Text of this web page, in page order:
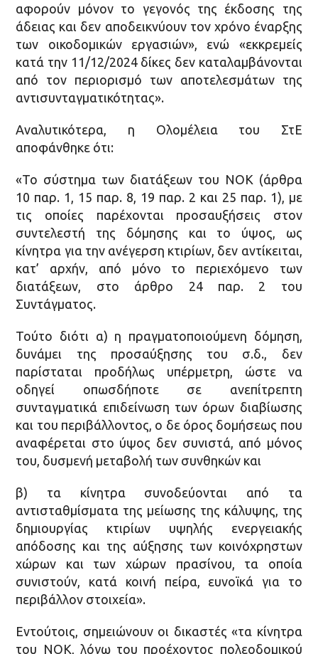
αφορούν μόνον το γεγονός της έκδοσης της
άδειας και δεν αποδεικνύουν τον χρόνο έναρξης
των οικοδομικών εργασιών», ενώ «εκκρεμείς
κατά την 11/12/2024 δίκες δεν καταλαμβάνονται
από τον περιορισμό των αποτελεσμάτων της
αντισυνταγματικότητας».
Αναλυτικότερα, η Ολομέλεια του ΣτΕ
αποφάνθηκε ότι:
«Το σύστημα των διατάξεων του ΝΟΚ (άρθρα
10 παρ. 1, 15 παρ. 8, 19 παρ. 2 και 25 παρ. 1), με
τις οποίες παρέχονται προσαυξήσεις στον
συντελεστή της δόμησης και το ύψος, ως
κίνητρα για την ανέγερση κτιρίων, δεν αντίκειται,
κατ’ αρχήν, από μόνο το περιεχόμενο των
διατάξεων, στο άρθρο 24 παρ. 2 του
Συντάγματος.
Τούτο διότι α) η πραγματοποιούμενη δόμηση,
δυνάμει της προσαύξησης του σ.δ., δεν
παρίσταται προδήλως υπέρμετρη, ώστε να
οδηγεί οπωσδήποτε σε ανεπίτρεπτη
συνταγματικά επιδείνωση των όρων διαβίωσης
και του περιβάλλοντος, ο δε όρος δομήσεως που
αναφέρεται στο ύψος δεν συνιστά, από μόνος
του, δυσμενή μεταβολή των συνθηκών και
β) τα κίνητρα συνοδεύονται από τα
αντισταθμίσματα της μείωσης της κάλυψης, της
δημιουργίας κτιρίων υψηλής ενεργειακής
απόδοσης και της αύξησης των κοινόχρηστων
χώρων και των χώρων πρασίνου, τα οποία
συνιστούν, κατά κοινή πείρα, ευνοϊκά για το
περιβάλλον στοιχεία».
Εντούτοις, σημειώνουν οι δικαστές «τα κίνητρα
του ΝΟΚ, λόγω του προέχοντος πολεοδομικού